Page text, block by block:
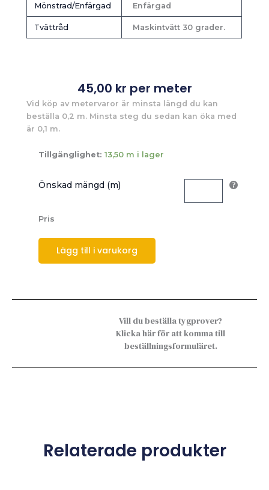
Mönstrad/Enfärgad Enfärgad
Tvättråd Maskintvätt 30 grader.
45,00 kr per meter
Vid köp av metervaror är minsta längd du kan
beställa 0,2 m. Minsta steg du sedan kan öka med
är 0,1 m.
Tillgänglighet: 13,50 m i lager
Önskad mängd (m)
Pris
Lägg till i varukorg
Vill du beställa tygprover?
Klicka här för att komma till
beställningsformuläret.
Relaterade produkter